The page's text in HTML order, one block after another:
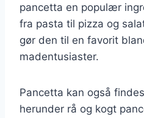
pancetta en populær
fra pasta til pizza og
gør den til en favorit
madentusiaster.
Pancetta kan også
herunder rå og kogt